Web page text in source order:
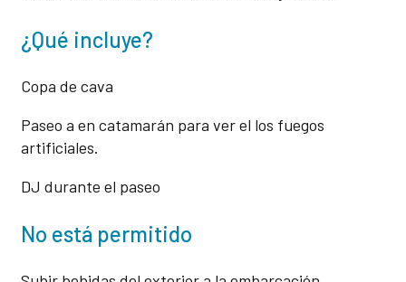
¿Qué incluye?
Copa de cava
Paseo a en catamarán para ver el los fuegos
artificiales.
DJ durante el paseo
No está permitido